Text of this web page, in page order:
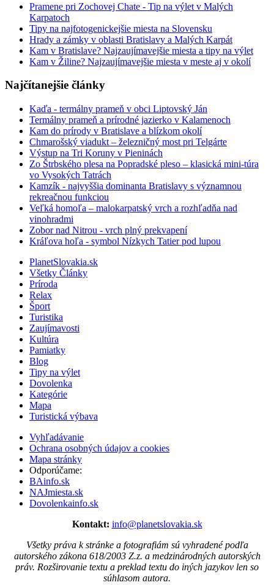
Pramene pri Zochovej Chate - Tip na výlet v Malých
Karpatoch
Tipy na najfotogenickejšie miesta na Slovensku
Hrady a zámky v oblasti Bratislavy a Malých Karpát
Kam v Bratislave? Najzaujímavejšie miesta a tipy na výlet
Kam v Žiline? Najzaujímavejšie miesta v meste aj v okolí
Najčítanejšie články
Kaďa - termálny prameň v obci Liptovský Ján
Termálny prameň a prírodné jazierko v Kalamenoch
Kam do prírody v Bratislave a blízkom okolí
Chmarošský viadukt – železničný most pri Telgárte
Výstup na Tri Koruny v Pieninách
Zo Štrbského plesa na Popradské pleso – klasická mini-túra
vo Vysokých Tatrách
Kamzík - najvyššia dominanta Bratislavy s významnou
rekreačnou funkciou
Veľká homoľa – malokarpatský vrch a rozhľadňa nad
vinohradmi
Zobor nad Nitrou - vrch plný prekvapení
Kráľova hoľa - symbol Nízkych Tatier pod lupou
PlanetSlovakia.sk
Všetky Články
Príroda
Relax
Šport
Turistika
Zaujímavosti
Kultúra
Pamiatky
Blog
Tipy na výlet
Dovolenka
Kategórie
Mapa
Turistická výbava
Vyhľadávanie
Ochrana osobných údajov a cookies
Mapa stránky
Odporúčame:
BAinfo.sk
NAJmiesta.sk
Dovolenkainfo.sk
Kontakt: info@planetslovakia.sk
Všetky práva k stránke a fotografiám sú vyhradené podľa
autorského zákona 618/2003 Z.z. a medzinárodných autorských
práv. Rozširovanie textu a preklad textu do iných jazykov len so
súhlasom autora.